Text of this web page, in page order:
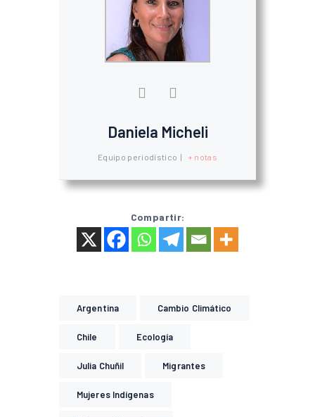
Daniela Micheli
Equipo periodístico | + notas
Compartir:
Argentina Cambio Climático
Chile Ecología
Julia Chuñil Migrantes
Mujeres Indígenas